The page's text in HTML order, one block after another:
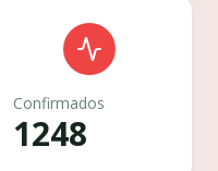
Confirmados
1248